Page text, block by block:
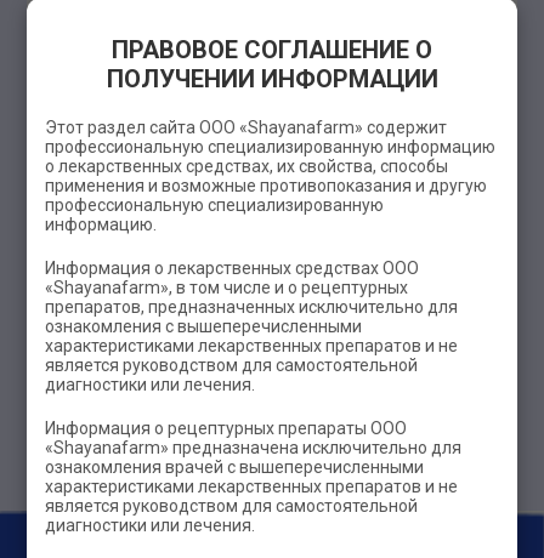
Смотреть Смотреть
4,25
ВИТАРИЧ MEN
Смотреть
ПРАВОВОЕ СОГЛАШЕНИЕ О
ПОЛУЧЕНИИ ИНФОРМАЦИИ
Этот раздел сайта ООО «Shayanafarm» содержит
профессиональную специализированную информацию
о лекарственных средствах, их свойства, способы
применения и возможные противопоказания и другую
профессиональную специализированную
информацию.
Информация о лекарственных средствах ООО
«Shayanafarm», в том числе и о рецептурных
препаратов, предназначенных исключительно для
ознакомления с вышеперечисленными
характеристиками лекарственных препаратов и не
является руководством для самостоятельной
диагностики или лечения.
Информация о рецептурных препараты ООО
«Shayanafarm» предназначена исключительно для
ознакомления врачей с вышеперечисленными
характеристиками лекарственных препаратов и не
является руководством для самостоятельной
диагностики или лечения.